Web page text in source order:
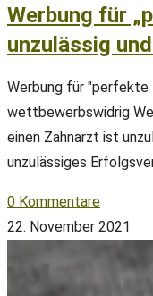
Werbung für
unzulässig
Werbung für "perfekte
wettbewerbswidrig
einen Zahnarzt ist
unzulässiges
0 Kommentare
22. November 2021